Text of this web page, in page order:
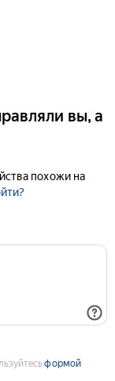
вы, а
похожи на
формой